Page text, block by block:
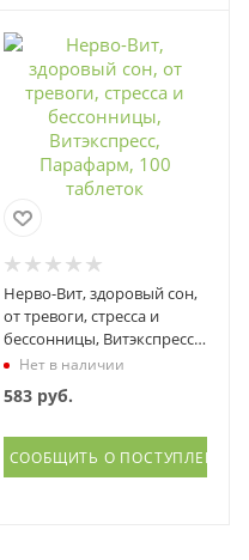
Нерво-Вит, здоровый сон,
от тревоги, стресса и
бессонницы, Витэкспресс,
Парафарм, 100 таблеток
Нет в наличии
583руб.
СООБЩИТЬ О ПОСТУПЛЕНИИ